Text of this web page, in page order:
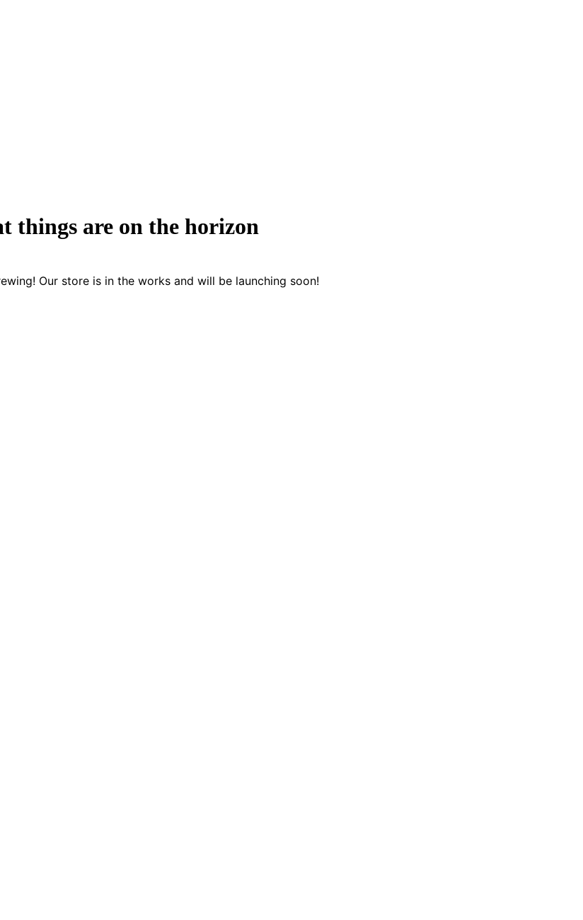
things are on the horizon
Our store is in the works and will be launching soon!